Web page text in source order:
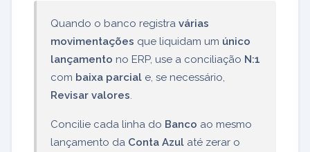
Quando o banco registra várias
movimentações que liquidam um único
lançamento no ERP, use a conciliação N:1
com baixa parcial e, se necessário,
Revisar valores.
Concilie cada linha do Banco ao mesmo
lançamento da Conta Azul até zerar o